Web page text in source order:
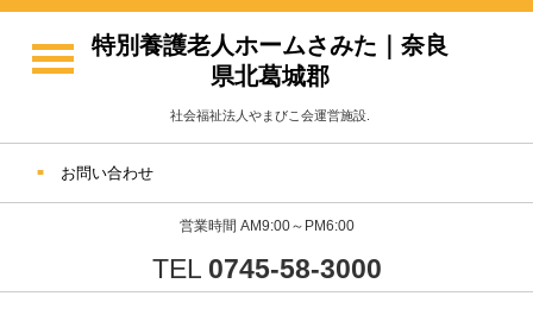
特別養護老人ホームさみた｜奈良
県北葛城郡
社会福祉法人やまびこ会運営施設.
お問い合わせ
営業時間 AM9:00～PM6:00
TEL 0745-58-3000